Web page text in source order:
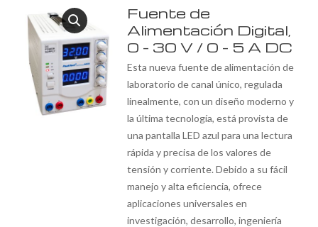
Fuente de
Alimentación Digital,
0 – 30 V / 0 – 5 A DC
Esta nueva fuente de alimentación de
laboratorio de canal único, regulada
linealmente, con un diseño moderno y
la última tecnología, está provista de
una pantalla LED azul para una lectura
rápida y precisa de los valores de
tensión y corriente. Debido a su fácil
manejo y alta eficiencia, ofrece
aplicaciones universales en
investigación, desarrollo, ingeniería